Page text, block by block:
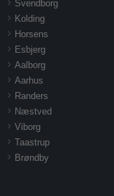
Svendborg
Kolding
Horsens
Esbjerg
Aalborg
Aarhus
Randers
Næstved
Viborg
Taastrup
Brøndby